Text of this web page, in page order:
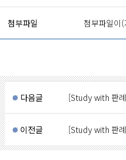
첨부파일 첨부파일이
다음글 [Study with 판
이전글 [Study with 판